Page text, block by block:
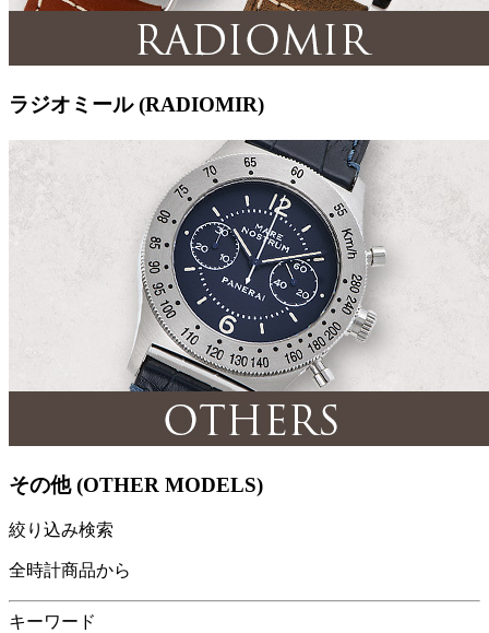
ラジオミール (RADIOMIR)
その他 (OTHER MODELS)
絞り込み検索
全時計商品から
キーワード